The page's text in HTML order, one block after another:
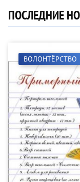
ПОСЛЕДНИЕ
ВОЛОНТЁРСТВО